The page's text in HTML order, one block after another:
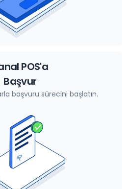
POS'a
Başvur
başvuru sürecini başlatın.